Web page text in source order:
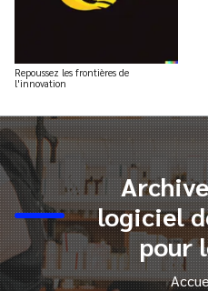
Repoussez les frontières de
l'innovation
logiciel
pour